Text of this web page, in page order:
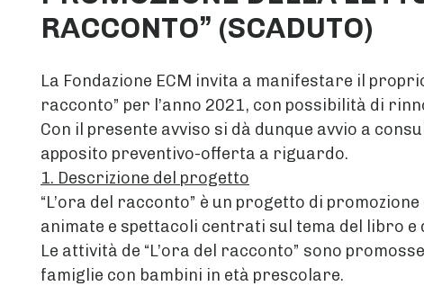
RACCONTO” (SCADUTO)
La Fondazione ECM invita a manifestare il
racconto” per l’anno 2021, con possibilità di
Con il presente avviso si dà dunque avvio a
apposito preventivo-offerta a riguardo.
1. Descrizione del progetto
“L’ora del racconto” è un progetto di
animate e spettacoli centrati sul tema del libro e
Le attività de “L’ora del racconto” sono
famiglie con bambini in età prescolare.